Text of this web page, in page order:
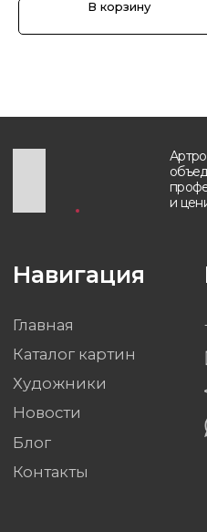
В корзину
Разработка и техническая поддержка сайтов
Будьте в курсе, подпишитесь